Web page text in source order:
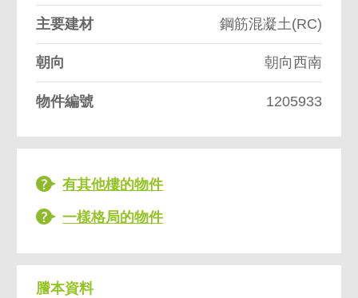
主要建材 鋼筋混凝土(RC)
朝向 朝向西南
物件編號 1205933
有其他樓的物件
一樣格局的物件
謄本資料